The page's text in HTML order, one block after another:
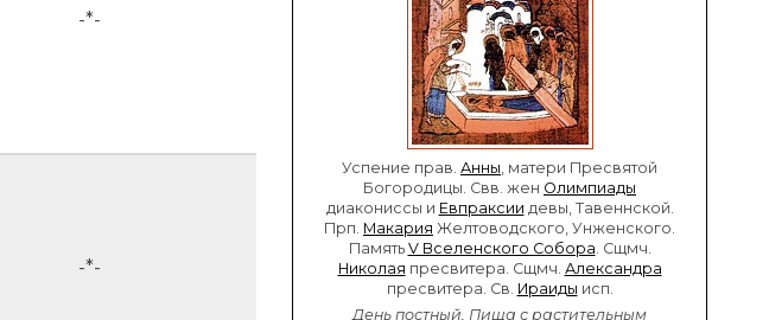
Успение прав. Анны , матери Пресвятой
Богородицы. Свв. жен Олимпиады
диакониссы и Евпраксии девы, Тавеннской.
Прп. Макария Желтоводского, Унженского.
Память V Вселенского Собора . Сщмч.
Николая пресвитера. Сщмч. Александра
пресвитера. Св. Ираиды исп.
День постный. Пища с растительным
-*-
-*-